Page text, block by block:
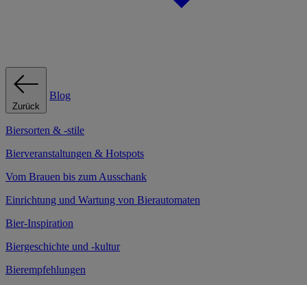
Zurück
Blog
Biersorten & -stile
Bierveranstaltungen & Hotspots
Vom Brauen bis zum Ausschank
Einrichtung und Wartung von Bierautomaten
Bier-Inspiration
Biergeschichte und -kultur
Bierempfehlungen